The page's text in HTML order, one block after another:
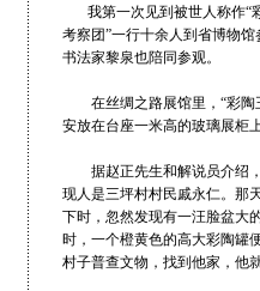
我第一次见到被世人称作“
考察团”一行十余人到省博物
书法家黎泉也陪同参观。
在丝绸之路展馆里，“彩陶
安放在台座一米高的玻璃展柜
据赵正先生和解说员介绍，
现人是三坪村村民戚永仁。那
下时，忽然发现有一汪脸盆大
时，一个橙黄色的高大彩陶罐
村子普查文物，找到他家，他